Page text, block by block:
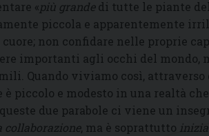
«più grandedi tutte le piante
piccola e apparentemente
non confidare nelle proprie
importanti agli occhi del mondo,
Quando viviamo così,
piccolo e modesto in una realtà
due parabole ci viene un
collaborazione, ma è soprattutto